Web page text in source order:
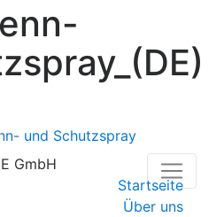
und Schutzspray
GmbH
Startseite
Über uns